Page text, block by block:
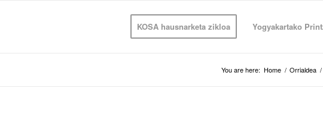
KOSA hausnarketa zikloa Yogyakartako
You are here: Home / Orrialdea /